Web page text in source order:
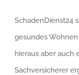
SchadenDienst24
gesundes
hieraus aber auch
Sachversicherer